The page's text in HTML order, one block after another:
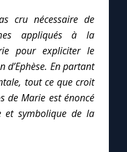
cru nécessaire de
appliqués à la
pour expliciter le
En partant
tout ce que croit
de Marie est énoncé
et symbolique de la